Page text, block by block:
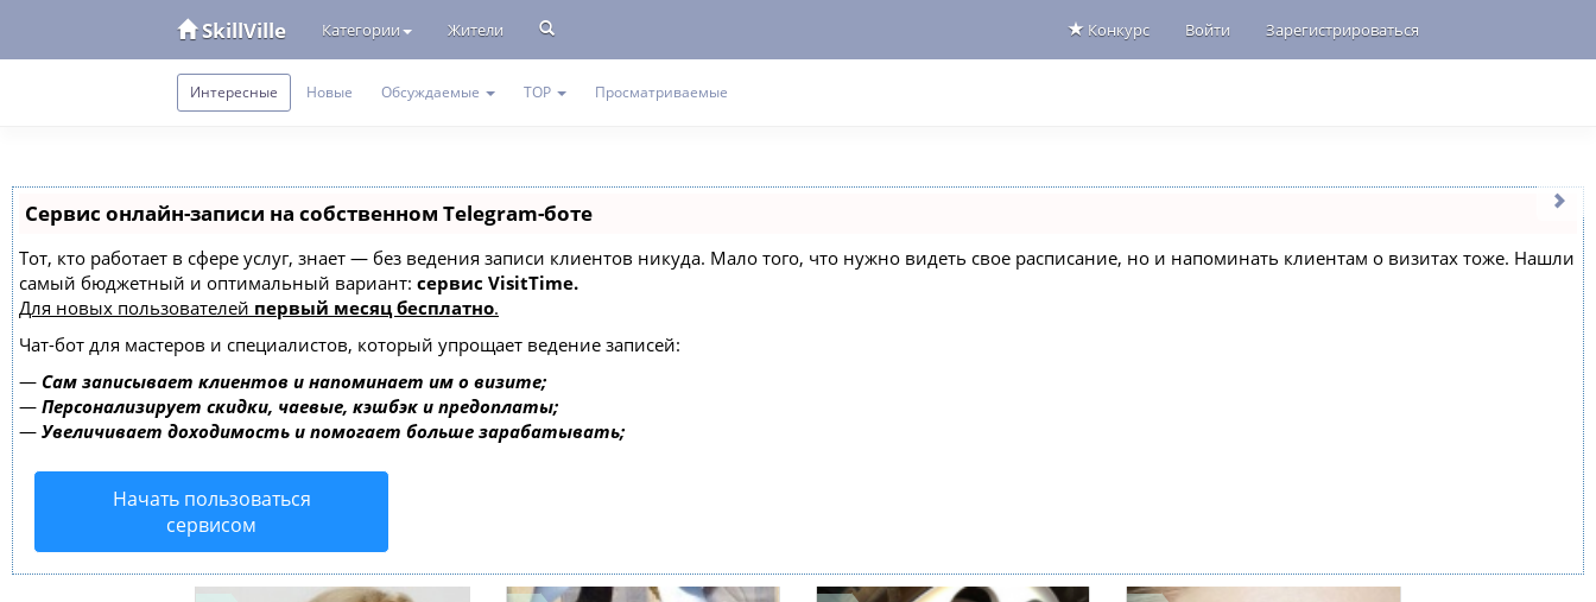
SkillVille Категории Жители Конкурс Войти Зарегистрироваться
Интересные Новые Обсуждаемые TOP Просматриваемые
Сервис онлайн-записи на собственном Telegram-боте
Тот, кто работает в сфере услуг, знает — без ведения записи клиентов никуда. Мало того, что нужно видеть свое расписание, но и напоминать клиентам о визитах тоже. Нашли
самый бюджетный и оптимальный вариант: сервис VisitTime.
Для новых пользователей первый месяц бесплатно.
Чат-бот для мастеров и специалистов, который упрощает ведение записей:
— Сам записывает клиентов и напоминает им о визите;
— Персонализирует скидки, чаевые, кэшбэк и предоплаты;
— Увеличивает доходимость и помогает больше зарабатывать;
Начать пользоваться
сервисом